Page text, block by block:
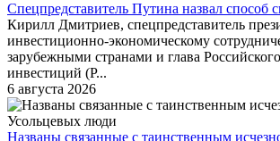
Спецпредставитель Путина назвал способ
Кирилл Дмитриев, спецпредставитель
инвестиционно-экономическому
зарубежными странами и глава
инвестиций (Р...
6 августа 2026
Названы связанные с таинственным